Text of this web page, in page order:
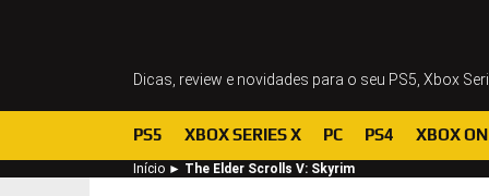
Dicas, review e novidades para o seu PS5, Xbox
PS5 XBOX SERIES X PC PS4 XBOX
Início ► The Elder Scrolls V: Skyrim